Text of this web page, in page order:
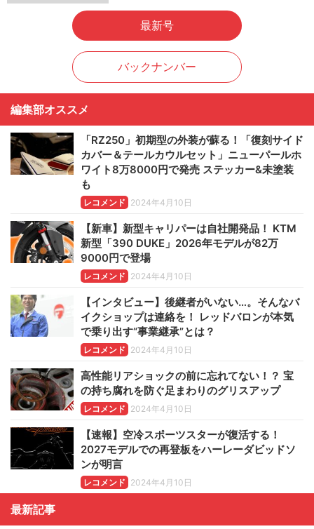
最新号
バックナンバー
編集部オススメ
「RZ250」初期型の外装が蘇る！「復刻サイド
カバー＆テールカウルセット」ニューパールホ
ワイト8万8000円で発売 ステッカー&未塗装
も
レコメンド 2024年4月10日
【新車】新型キャリパーは自社開発品！ KTM
新型「390 DUKE」2026年モデルが82万
9000円で登場
レコメンド 2024年4月10日
【インタビュー】後継者がいない…。そんなバ
イクショップは連絡を！ レッドバロンが本気
で乗り出す“事業継承”とは？
レコメンド 2024年4月10日
高性能リアショックの前に忘れてない！？ 宝
の持ち腐れを防ぐ足まわりのグリスアップ
レコメンド 2024年4月10日
【速報】空冷スポーツスターが復活する！
2027モデルでの再登板をハーレーダビッドソ
ンが明言
レコメンド 2024年4月10日
最新記事